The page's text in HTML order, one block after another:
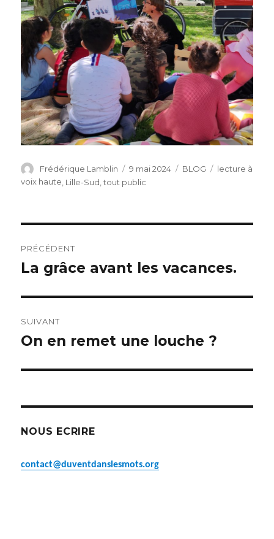
Auteur
Frédérique Lamblin
Publié
le
9 mai 2024 Catégories
BLOG Étiquettes
lecture à
voix haute Lille-Sud ,tout public
de
PRÉCÉDENT
Article
La grâce avant les vacances.
SUIVANT
Article
On en remet une louche ?
NOUS ECRIRE
contact@duventdanslesmots.org